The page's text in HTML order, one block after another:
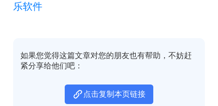
乐软件
如果您觉得这篇文章对您的朋友也有帮助，不妨赶
紧分享给他们吧：
点击复制本页链接